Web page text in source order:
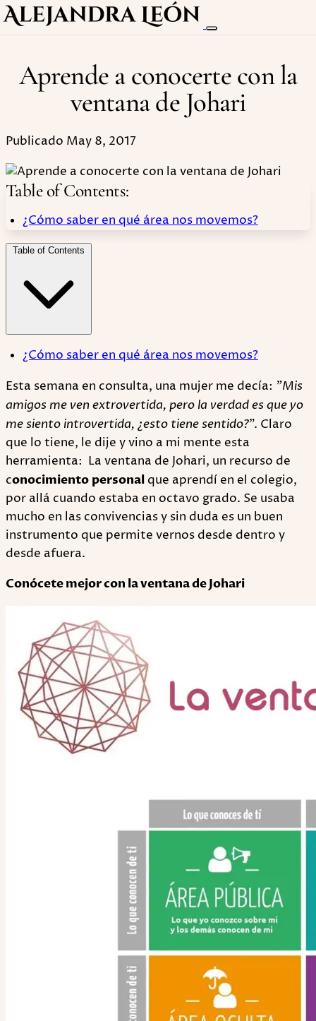
Aprende a conocerte con la
ventana de Johari
Publicado May 8, 2017
Table of Contents:
¿Cómo saber en qué área nos movemos?
Table of Contents
¿Cómo saber en qué área nos movemos?
Esta semana en consulta, una mujer me decía: "Mis
amigos me ven extrovertida, pero la verdad es que yo
me siento introvertida, ¿esto tiene sentido?". Claro
que lo tiene, le dije y vino a mi mente esta
herramienta: La ventana de Johari, un recurso de
conocimiento personal que aprendí en el colegio,
por allá cuando estaba en octavo grado. Se usaba
mucho en las convivencias y sin duda es un buen
instrumento que permite vernos desde dentro y
desde afuera.
Conócete mejor con la ventana de Johari